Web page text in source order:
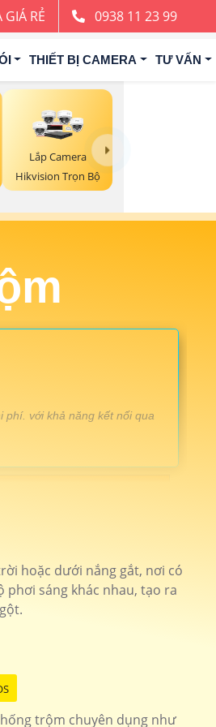
GIÁ RẺ 0938 11 23 99
THIẾT BỊ CAMERA TƯ VẤN
Lắp Camera
Hikvision Trọn Bộ
phí. với khả năng kết nối qua
điện thoạiH8C
hoặc dưới nắng gắt, nơi có
phơi sáng khác nhau, tạo ra
trộm chuyên dụng như